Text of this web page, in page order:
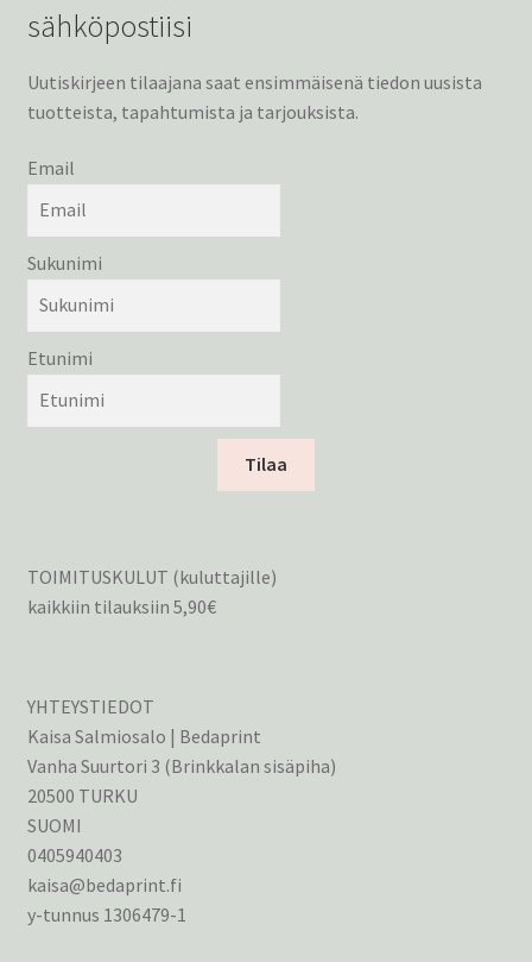
sähköpostiisi
Uutiskirjeen tilaajana saat ensimmäisenä tiedon uusista
tuotteista, tapahtumista ja tarjouksista.
Email
Sukunimi
Etunimi
Tilaa
TOIMITUSKULUT (kuluttajille)
kaikkiin tilauksiin 5,90€
YHTEYSTIEDOT
Kaisa Salmiosalo | Bedaprint
Vanha Suurtori 3 (Brinkkalan sisäpiha)
20500 TURKU
SUOMI
0405940403
kaisa@bedaprint.fi
y-tunnus 1306479-1